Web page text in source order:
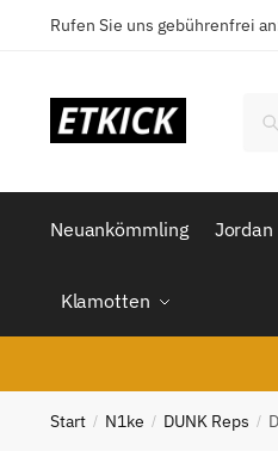
Rufen Sie uns gebührenfrei
nach:
Neuankömmling Jordan
Klamotten
Start / N1ke / DUNK Reps /